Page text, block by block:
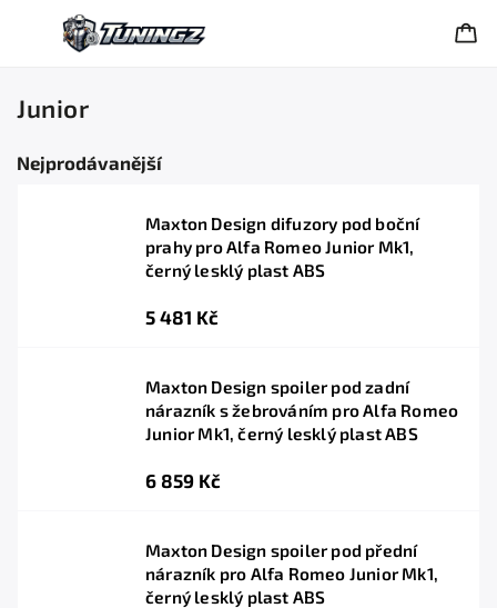
Junior
Nejprodávanější
Maxton Design difuzory pod boční
prahy pro Alfa Romeo Junior Mk1,
černý lesklý plast ABS
5 481 Kč
Maxton Design spoiler pod zadní
nárazník s žebrováním pro Alfa Romeo
Junior Mk1, černý lesklý plast ABS
6 859 Kč
Maxton Design spoiler pod přední
nárazník pro Alfa Romeo Junior Mk1,
černý lesklý plast ABS